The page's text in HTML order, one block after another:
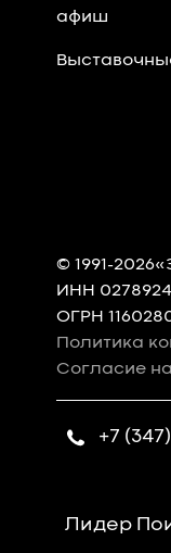
афиш
© 1991-
ИНН
ОГРН
Политика
Согласие
+7
Лидер